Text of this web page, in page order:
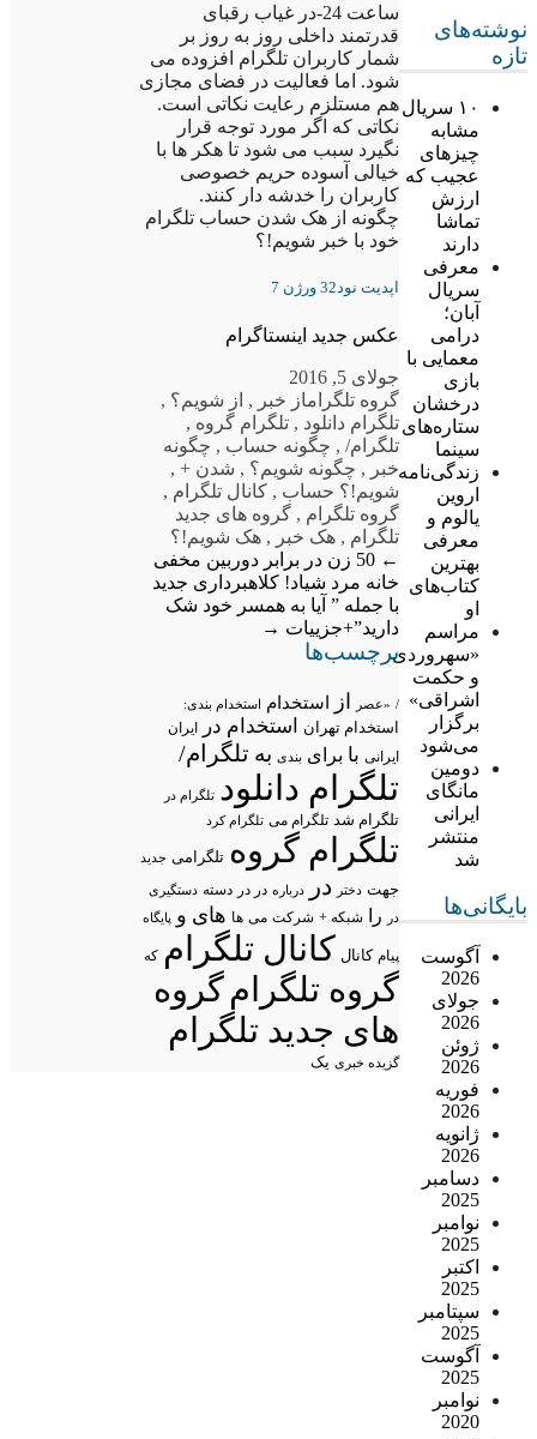
نوشته‌های
تازه
۱۰ سریال
مشابه
چیزهای
عجیب که
ارزش
تماشا
دارند
معرفی
سریال
آبان؛
درامی
معمایی با
بازی
درخشان
ستاره‌های
سینما
زندگی‌نامه
اروین
یالوم و
معرفی
بهترین
کتاب‌های
او
مراسم
«سهروردی
و حکمت
اشراقی»
برگزار
می‌شود
دومین
مانگای
ایرانی
منتشر
شد
بایگانی‌ها
آگوست
2026
جولای
2026
ژوئن
2026
فوریه
2026
ژانویه
2026
دسامبر
2025
نوامبر
2025
اکتبر
2025
سپتامبر
2025
آگوست
2025
نوامبر
2020
ساعت 24-در غیاب رقبای
قدرتمند داخلی روز به روز بر
شمار کاربران تلگرام افزوده می
شود. اما فعالیت در فضای مجازی
هم مستلزم رعایت نکاتی است.
نکاتی که اگر مورد توجه قرار
نگیرد سبب می شود تا هکر ها با
خیالی آسوده حریم خصوصی
کاربران را خدشه دار کنند.
چگونه از هک شدن حساب تلگرام
خود با خبر شویم!؟
اپدیت نود32 ورژن 7
عکس جدید اینستاگرام
جولای 5, 2016
گروه تلگراماز خبر , از شویم؟ ,
تلگرام دانلود , تلگرام گروه ,
تلگرام/, چگونه حساب , چگونه
خبر , چگونه شویم؟ , شدن +,
شویم!؟ حساب , کانال تلگرام ,
گروه تلگرام , گروه های جدید
تلگرام , هک خبر , هک شویم!؟
←
50 زن در برابر دوربین مخفی
خانه مرد شیاد! کلاهبرداری جدید
با جمله ” آیا به همسر خود شک
دارید”+جزییات →
برچسب‌ها
/ «عصر از استخدام استخدام بندی:
استخدام تهران استخدام در ایران
ایرانی با برای بندی به تلگرام/
تلگرام دانلود تلگرام در
تلگرام شد تلگرام می تلگرام کرد
تلگرام گروه تلگرامی جدید
جهت دختر در درباره در در دسته دستگیری
در
را شبکه + شرکت می ها های و پایگاه
پیام کانال کانال تلگرام که
گروه تلگرامگروه
های جدید تلگرام
گزیده خبری یک